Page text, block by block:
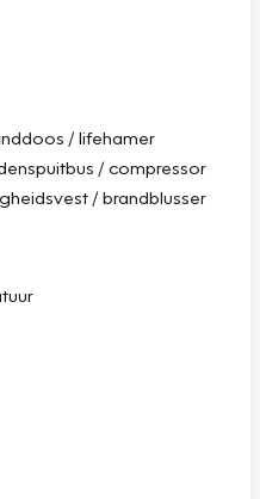
/ lifehamer
/ compressor
/ brandblusser